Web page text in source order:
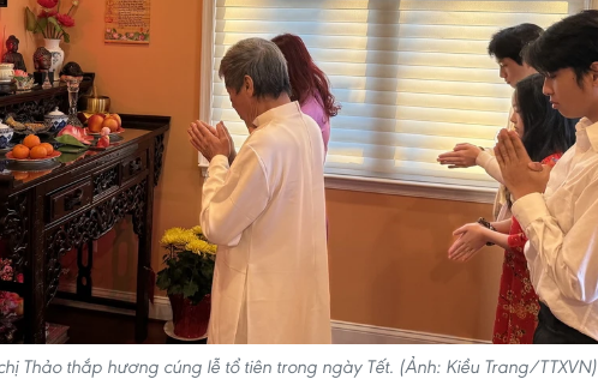
Thảo thắp hương cúng lễ tổ tiên trong ngày Tết. (Ảnh: Kiều Trang/TTXVN)